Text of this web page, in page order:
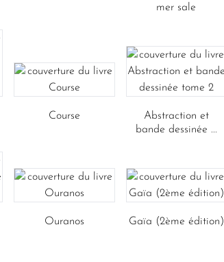
mer sale
Course
Abstraction et
bande dessinée ...
Ouranos Gaïa (2ème édition)